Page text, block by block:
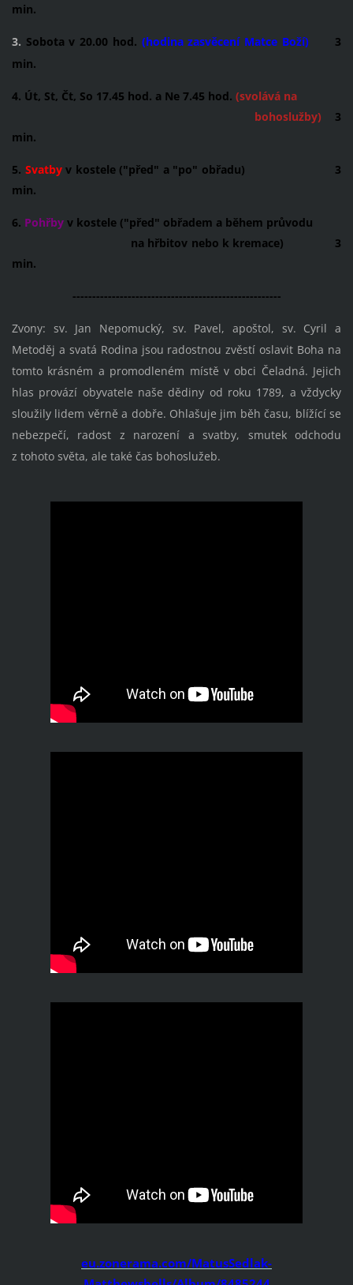
min.
3. Sobota v 20.00 hod. (hodina zasvěcení Matce Boží)
3
min.
4. Út, St, Čt, So 17.45 hod. a Ne 7.45 hod. (svolává na
bohoslužby) 3
min.
5. Svatbyv kostele ("před" a "po" obřadu) 3
min.
6. Pohřbyv kostele ("před" obřadem a během průvodu
na hřbitov nebo k kremace) 3
min.
-----------------------------------------------------
Zvony: sv. Jan Nepomucký, sv. Pavel, apoštol, sv. Cyril a
Metoděj a svatá Rodina jsou radostnou zvěstí oslavit Boha na
tomto krásném a promodleném místě v obci Čeladná. Jejich
hlas provází obyvatele naše dědiny od roku 1789, a vždycky
sloužily lidem věrně a dobře. Ohlašuje jim běh času, blížící se
nebezpečí, radost z narození a svatby, smutek odchodu
z tohoto světa, ale také čas bohoslužeb.
eu.zonerama.com/MatusSedlak-